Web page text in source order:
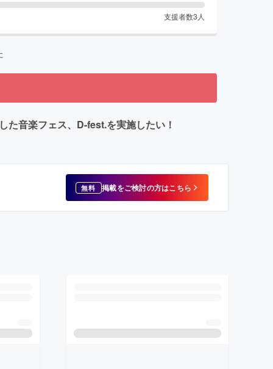
支援者数3 人
た音楽フェス、D-fest.を実施したい！
無料 掲載をご検討の方はこちら